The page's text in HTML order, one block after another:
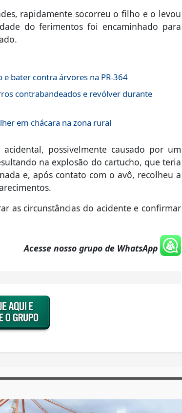
rapidamente socorreu o filho e o levou
do ferimentos foi encaminhado para
bater contra árvores na PR-364
contrabandeados e revólver durante
em chácara na zona rural
possivelmente causado por um
na explosão do cartucho, que teria
e, após contato com o avô, recolheu a
as circunstâncias do acidente e confirmar
Acesse nosso grupo de WhatsApp